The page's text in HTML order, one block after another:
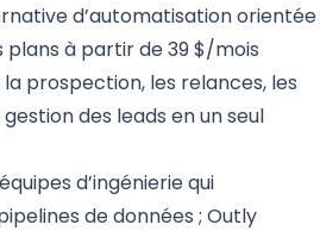
d’automatisation orientée
plans à partir de 39 $/mois
prospection, les relances, les
des leads en un seul
d’ingénierie qui
de données ; Outly